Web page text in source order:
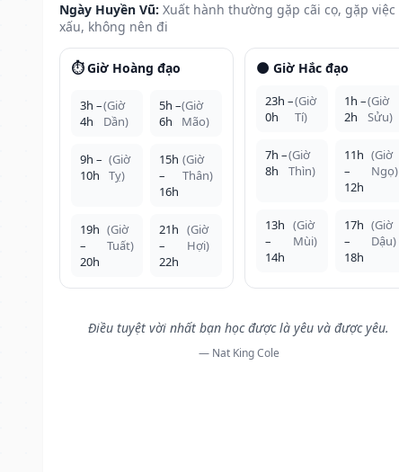
Ngày Huyền Vũ: Xuất hành thường gặp cãi cọ, gặp việc
xấu, không nên đi
⏱️ Giờ Hoàng đạo
3h –
4h
(Giờ
Dần)
5h –
6h
(Giờ
Mão)
9h –
10h
(Giờ
Tỵ)
15h
–
16h
(Giờ
Thân)
19h
–
20h
(Giờ
Tuất)
21h
–
22h
(Giờ
Hợi)
🌑 Giờ Hắc đạo
23h –
0h
(Giờ
Tí)
1h –
2h
(Giờ
Sửu)
7h –
8h
(Giờ
Thìn)
11h
–
12h
(Giờ
Ngọ)
13h
–
14h
(Giờ
Mùi)
17h
–
18h
(Giờ
Dậu)
Điều tuyệt vời nhất bạn học được là yêu và được yêu.
— Nat King Cole